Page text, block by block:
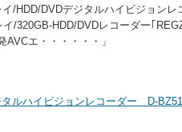
/HDD/DVDデジタルハイビジョン
/320GB-HDD/DVDレコーダー｢
エ・・・・・・」
ルハイビジョンレコーダー D-